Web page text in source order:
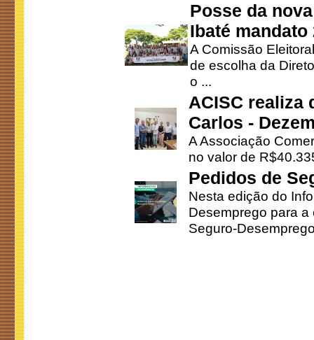
Posse da
Ibaté mandato
A Comissão
de escolha da
o ...
ACISC realiza
Carlos -
A Associação
no valor de
Pedidos de
Nesta edição do
Desemprego para
Seguro-